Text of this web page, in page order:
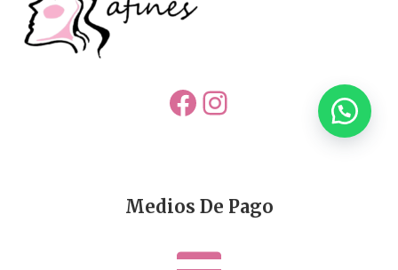
Facebook
Instagram
Medios De Pago